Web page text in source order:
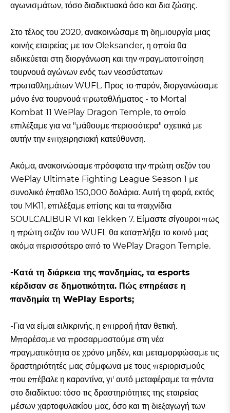
αγωνισμάτων, τόσο διαδικτυακά όσο και δια ζώσης.
Στο τέλος του 2020, ανακοινώσαμε τη δημιουργία μιας
κοινής εταιρείας με τον Oleksander, η οποία θα
ειδικεύεται στη διοργάνωση και την πραγματοποίηση
τουρνουά αγώνων ενός των νεοσύστατων
πρωταθλημάτων WUFL. Προς το παρόν, διοργανώσαμε
μόνο ένα τουρνουά πρωταθλήματος - το Mortal
Kombat 11 WePlay Dragon Temple, το οποίο
επιλέξαμε για να "μάθουμε περισσότερα" σχετικά με
αυτήν την επιχειρησιακή κατεύθυνση.
Ακόμα, ανακοινώσαμε πρόσφατα την πρώτη σεζόν του
WePlay Ultimate Fighting League Season 1 με
συνολικό έπαθλο 150,000 δολάρια. Αυτή τη φορά, εκτός
του MK11, επιλέξαμε επίσης και τα παιχνίδια
SOULCALIBUR VI και Tekken 7. Είμαστε σίγουροι πως
η πρώτη σεζόν του WUFL θα καταπλήξει το κοινό μας
ακόμα περισσότερο από το WePlay Dragon Temple.
-Κατά τη διάρκεια της πανδημίας, τα esports
κέρδισαν σε δημοτικότητα. Πώς επηρέασε η
πανδημία τη WePlay Esports;
-Για να είμαι ειλικρινής, η επιρροή ήταν θετική.
Μπορέσαμε να προσαρμοστούμε στη νέα
πραγματικότητα σε χρόνο μηδέν, και μεταμορφώσαμε τις
δραστηριότητές μας σύμφωνα με τους περιορισμούς
που επέβαλε η καραντίνα, γι' αυτό μεταφέραμε τα πάντα
στο διαδίκτυο: τόσο τις δραστηριότητες της εταιρείας
μέσων χαρτοφυλακίου μας, όσο και τη διεξαγωγή των